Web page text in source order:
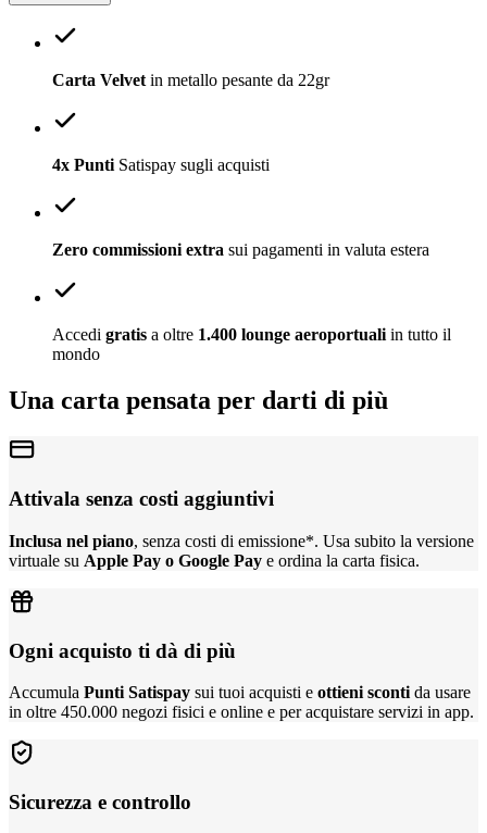
Carta Velvet in metallo pesante da 22gr
4x Punti Satispay sugli acquisti
Zero commissioni extra sui pagamenti in valuta estera
Accedi gratis a oltre 1.400 lounge aeroportuali in tutto il
mondo
Una carta pensata per darti di più
Attivala senza costi aggiuntivi
Inclusa nel piano, senza costi di emissione*. Usa subito la versione
virtuale su Apple Pay o Google Pay e ordina la carta fisica.
Ogni acquisto ti dà di più
Accumula Punti Satispay sui tuoi acquisti e ottieni sconti da usare
in oltre 450.000 negozi fisici e online e per acquistare servizi in app.
Sicurezza e controllo